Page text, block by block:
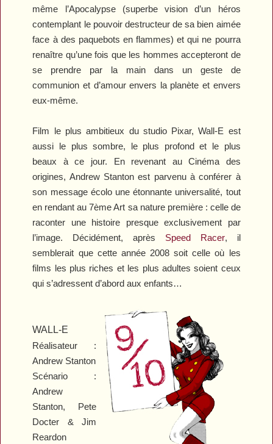
même l’Apocalypse (superbe vision d’un héros
contemplant le pouvoir destructeur de sa bien aimée
face à des paquebots en flammes) et qui ne pourra
renaître qu’une fois que les hommes accepteront de
se prendre par la main dans un geste de
communion et d’amour envers la planète et envers
eux-même.
Film le plus ambitieux du studio Pixar, Wall-E est
aussi le plus sombre, le plus profond et le plus
beaux à ce jour. En revenant au Cinéma des
origines, Andrew Stanton est parvenu à conférer à
son message écolo une étonnante universalité, tout
en rendant au 7ème Art sa nature première : celle de
raconter une histoire presque exclusivement par
l’image. Décidément, après Speed Racer, il
semblerait que cette année 2008 soit celle où les
films les plus riches et les plus adultes soient ceux
qui s’adressent d’abord aux enfants…
WALL-E
Réalisateur :
Andrew Stanton
Scénario :
Andrew
Stanton, Pete
Docter & Jim
Reardon